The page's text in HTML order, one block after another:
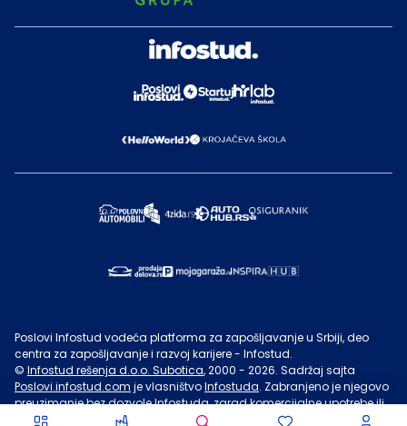
Poslovi Infostud vodeća platforma za zapošljavanje u Srbiji, deo
centra za zapošljavanje i razvoj karijere - Infostud.
© Infostud rešenja d.o.o. Subotica, 2000 - 2026. Sadržaj sajta
Poslovi.infostud.com je vlasništvoInfostuda. Zabranjeno je njegovo
preuzimanje bez dozvoleInfostuda, zarad komercijalne upotrebe ili
u druge svrhe, osim za lične potrebe posetilaca sajta.